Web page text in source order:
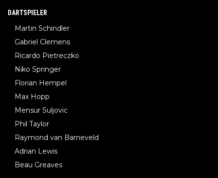
DARTSPIELER
Martin Schindler
Gabriel Clemens
Ricardo Pietreczko
Niko Springer
Florian Hempel
Max Hopp
Mensur Suljovic
Phil Taylor
Raymond van Barneveld
Adrian Lewis
Beau Greaves